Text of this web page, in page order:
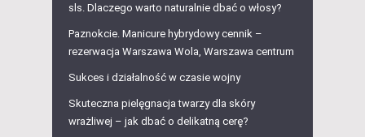
sls. Dlaczego warto naturalnie dbać o włosy?
Paznokcie. Manicure hybrydowy cennik –
rezerwacja Warszawa Wola, Warszawa centrum
Sukces i działalność w czasie wojny
Skuteczna pielęgnacja twarzy dla skóry
wrażliwej – jak dbać o delikatną cerę?